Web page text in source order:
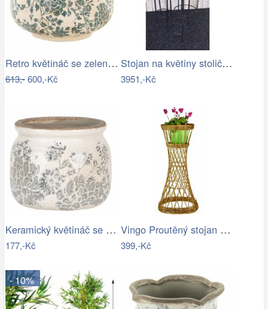
Retro květináč se zelenými květy Tien…
613,-600,-Kč
Stojan na květiny stolička - IS
3951,-Kč
Keramický květináč se šedými květy…
177,-Kč
Vingo Proutěný stojan na květiny…
399,-Kč
- 10%